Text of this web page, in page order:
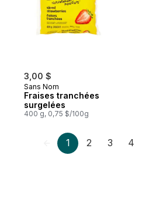
3,00 $
Sans Nom
Fraises tranchées
surgelées
400 g, 0,75 $/100g
1 2 3 4